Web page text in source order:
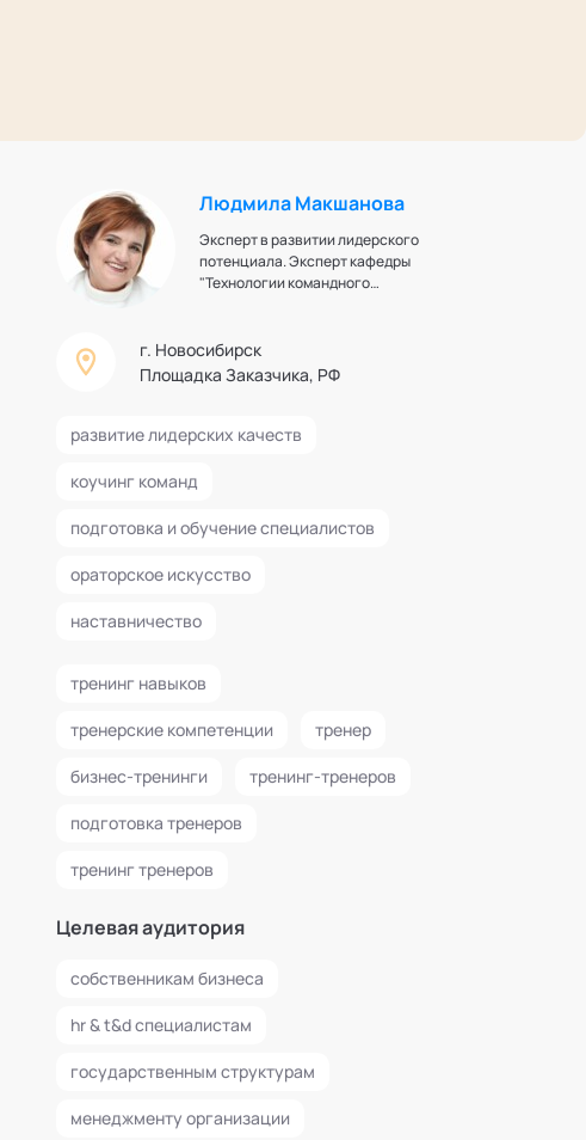
Людмила Макшанова
Эксперт в развитии лидерского
потенциала. Эксперт кафедры
"Технологии командного
г. Новосибирск
Площадка Заказчика, РФ
развитие лидерских качеств
коучинг команд
подготовка и обучение специалистов
ораторское искусство
наставничество
тренинг навыков
тренерские компетенции тренер
бизнес-тренинги тренинг-тренеров
подготовка тренеров
тренинг тренеров
Целевая аудитория
собственникам бизнеса
hr & t&d специалистам
государственным структурам
менеджменту организации